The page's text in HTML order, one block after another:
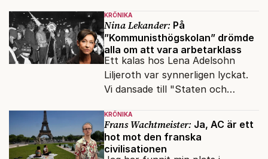
upphovsrätt.
KRÖNIKA
Nina Lekander: På
”Kommunisthögskolan” drömde
alla om att vara arbetarklass
Ett kalas hos Lena Adelsohn
Liljeroth var synnerligen lyckat.
Vi dansade till "Staten och
KRÖNIKA
Frans Wachtmeister: Ja, AC är ett
hot mot den franska
civilisationen